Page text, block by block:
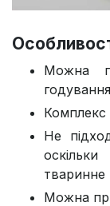
Можна
Комплекс
Не
Можна